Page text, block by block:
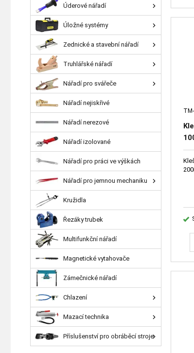
Úderové nářadí
Úložné systémy
Zednické a stavební nářadí
Truhlářské nářadí
Nářadí pro svářeče
Nářadí nejiskřivé
Nářadí nerezové
Nářadí izolované
Nářadí pro práci ve výškách
Nářadí pro jemnou mechaniku
Kružidla
Řezáky trubek
Multifunkční nářadí
Magnetické vytahovače
Zámečnické nářadí
Chlazení
Mazací technika
Příslušenství pro obráběcí stroje